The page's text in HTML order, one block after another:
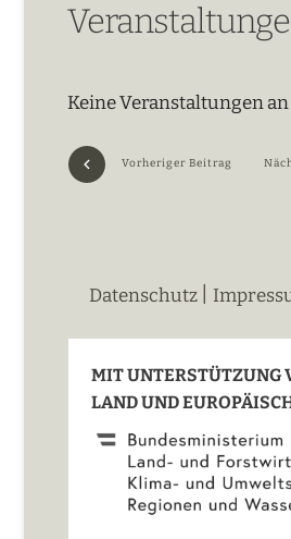
Keine Veranstaltungen
Vorheriger Beitrag
Datenschutz
MIT UNTERSTÜTZUNG
LAND UND